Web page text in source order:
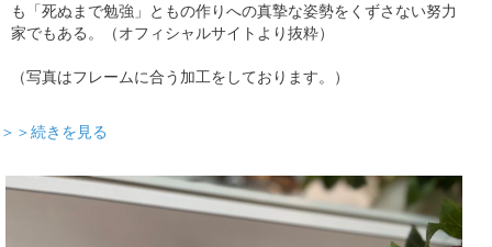
も「死ぬまで勉強」ともの作りへの真摯な姿勢をくずさない努力
家でもある。（オフィシャルサイトより抜粋）
（写真はフレームに合う加工をしております。）
＞＞続きを見る